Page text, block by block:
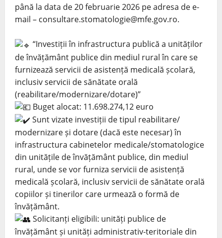
până la data de 20 februarie 2026 pe adresa de e-
mail – consultare.stomatologie@mfe.gov.ro.
“Investiții în infrastructura publică a unităților
de învățământ publice din mediul rural în care se
furnizează servicii de asistență medicală școlară,
inclusiv servicii de sănătate orală
(reabilitare/modernizare/dotare)”
Buget alocat: 11.698.274,12 euro
Sunt vizate investiții de tipul reabilitare/
modernizare și dotare (dacă este necesar) în
infrastructura cabinetelor medicale/stomatologice
din unitățile de învățământ publice, din mediul
rural, unde se vor furniza servicii de asistență
medicală școlară, inclusiv servicii de sănătate orală
copiilor și tinerilor care urmează o formă de
învățământ.
Solicitanți eligibili: unități publice de
învățământ și unități administrativ-teritoriale din